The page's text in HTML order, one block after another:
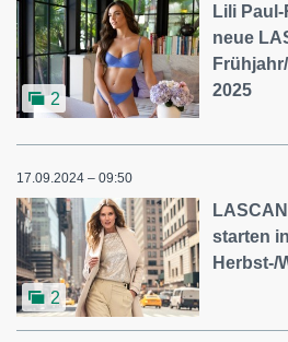
2
Lili
neue
2025
17.09.2024 – 09:50
2
starten
Herbst-/